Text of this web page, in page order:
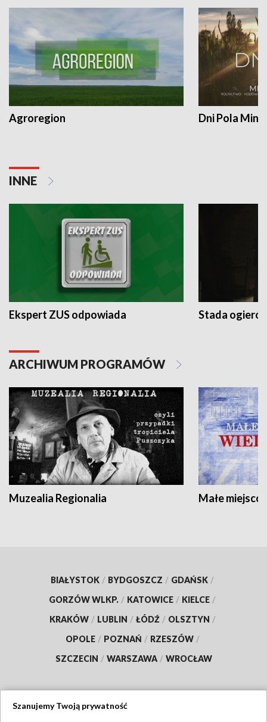
Agroregion Dni Pola
INNE
Ekspert ZUS odpowiada Stada
ARCHIWUM PROGRAMÓW
Muzealia Regionalia Małe
BIAŁYSTOK / BYDGOSZCZ / GDAŃSK /
GORZÓW WLKP. / KATOWICE / KIELCE /
KRAKÓW / LUBLIN / ŁÓDŹ / OLSZTYN /
OPOLE / POZNAŃ / RZESZÓW /
SZCZECIN / WARSZAWA / WROCŁAW
Szanujemy Twoją prywatność